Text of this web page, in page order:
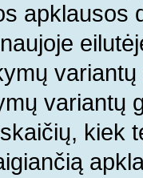
apklausos
variantų
kiek